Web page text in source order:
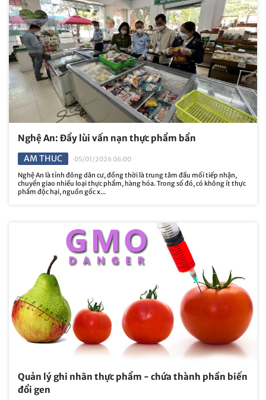
Nghệ An: Đẩy lùi vấn nạn thực phẩm bẩn
AM THUC
05/01/2026 06:00
Nghệ An là tỉnh đông dân cư, đồng thời là trung tâm đầu mối tiếp nhận,
chuyển giao nhiều loại thực phẩm, hàng hóa. Trong số đó, có không ít thực
phẩm độc hại, nguồn gốc x...
Quản lý ghi nhãn thực phẩm - chứa thành phần biến
đổi gen